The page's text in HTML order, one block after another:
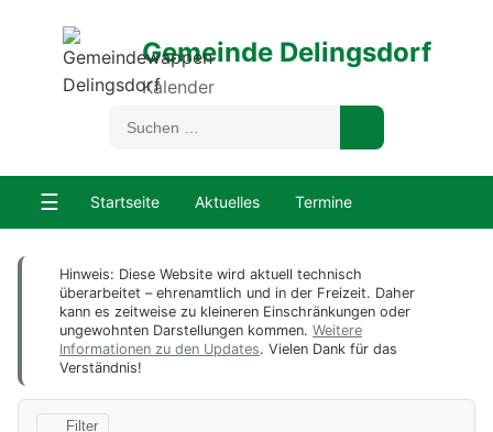
Gemeinde Delingsdorf
Kalender
☰ Startseite Aktuelles Termine
Hinweis: Diese Website wird aktuell technisch
überarbeitet – ehrenamtlich und in der Freizeit. Daher
kann es zeitweise zu kleineren Einschränkungen oder
ungewohnten Darstellungen kommen. Weitere
Informationen zu den Updates. Vielen Dank für das
Verständnis!
Filter